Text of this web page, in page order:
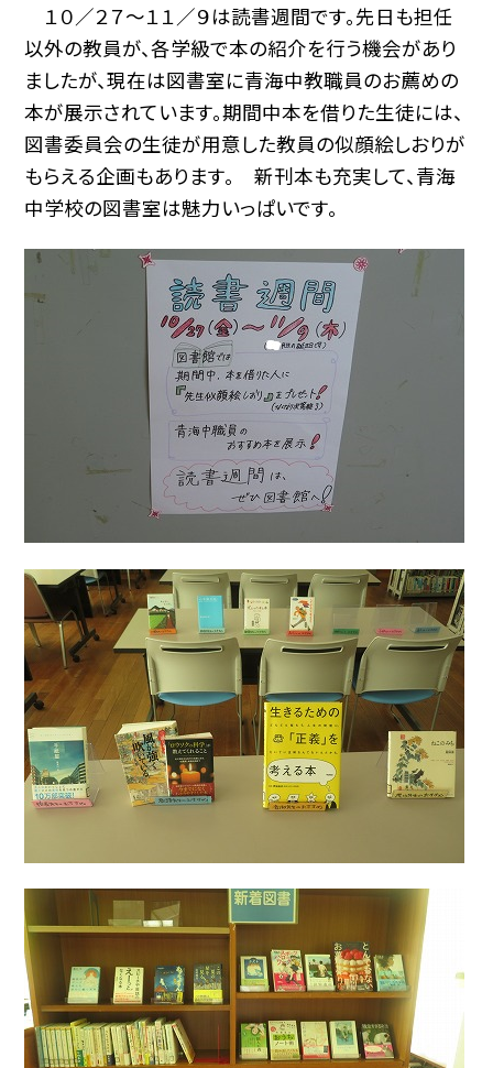
１０／２７〜１１／９は読書週間です。先日も担任
以外の教員が、各学級で本の紹介を行う機会があり
ましたが、現在は図書室に青海中教職員のお薦めの
本が展示されています。期間中本を借りた生徒には、
図書委員会の生徒が用意した教員の似顔絵しおりが
もらえる企画もあります。 新刊本も充実して、青海
中学校の図書室は魅力いっぱいです。